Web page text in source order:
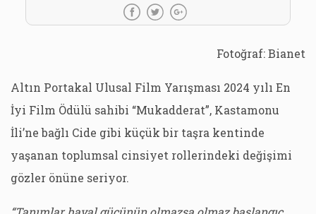
Fotoğraf: Bianet
Altın Portakal Ulusal Film Yarışması 2024 yılı En
İyi Film Ödülü sahibi “Mukadderat”, Kastamonu
İli’ne bağlı Cide gibi küçük bir taşra kentinde
yaşanan toplumsal cinsiyet rollerindeki değişimi
gözler önüne seriyor.